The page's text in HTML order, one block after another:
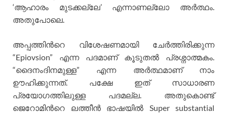
‘ആഹാരം മുടക്കല്ലേ’ എന്നാണല്ലോ അര്‍ത്ഥം.
അതുപോലെ.
അപ്പത്തിന്‍റെ വിശേഷണമായി ചേര്‍ത്തിരിക്കുന്ന
“Epiovsion” എന്ന പദമാണ് കൂടുതല്‍ പ്രശ്നാത്മകം.
“ദൈനംദിനമുള്ള” എന്ന അര്‍ത്ഥമാണ് നാം
ഊഹിക്കുന്നത്. പക്ഷേ ഇത് സാധാരണ
പ്രയോഗത്തിലുള്ള പദമല്ല. അതുകൊണ്ട്
ജെറോമിന്‍റെ ലത്തീന്‍ ഭാഷയില്‍ Super substantial